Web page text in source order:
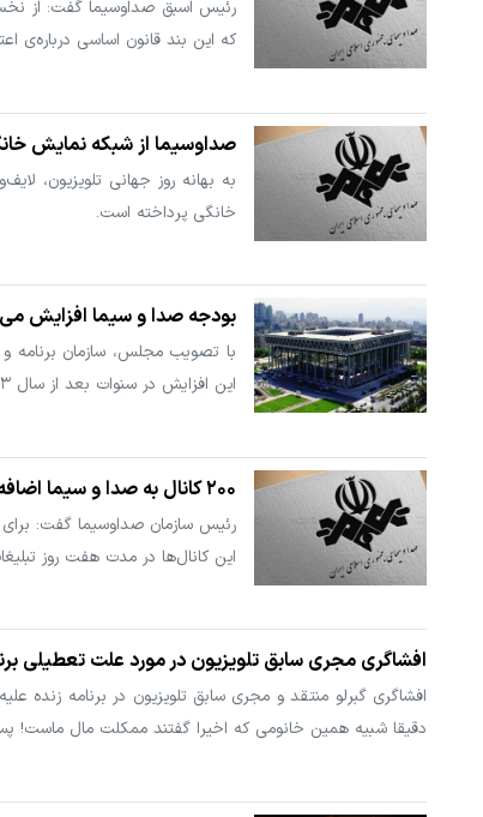
رئیس اسبق صداوسیما گفت: از
که این بند قانون اساسی درباره‌ی
صداوسیما از شبکه نمایش
به بهانه روز جهانی تلویزیون،
خانگی پرداخته است.
بودجه صدا و سیما افزایش
این افزایش در سنوات بعد از سال ۱۴۰۳ به عنوان پایه افزایش سنواتی خواهد بود.
۲۰۰ کانال به صدا و سیما اضافه می‌شود
این کانال‌ها در مدت هفت روز
افشاگری مجری سابق تلویزیون در مورد علت تعطیلی
دقیقا شبیه همین خانومی که اخیرا گفتند ممکلت مال ماست!